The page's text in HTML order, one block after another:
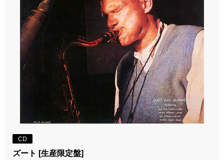
CD
ズート [生産限定盤]